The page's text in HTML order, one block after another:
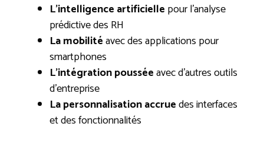
L’intelligence artificielle pour l’analyse
prédictive des RH
La mobilitéavec des applications pour
smartphones
L’intégration pousséeavec d’autres outils
d’entreprise
La personnalisation accruedes interfaces
et des fonctionnalités